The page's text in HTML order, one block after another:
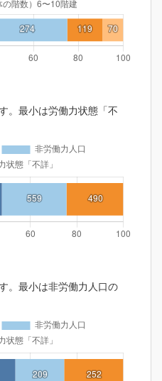
。最小は労働力状態「不
。最小は非労働力人口の